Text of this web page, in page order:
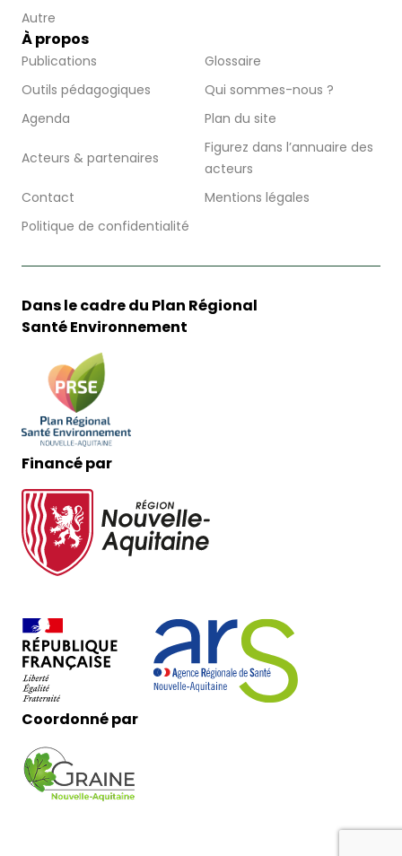
Autre
À propos
Publications
Glossaire
Outils pédagogiques
Qui sommes-nous ?
Agenda
Plan du site
Acteurs & partenaires
Figurez dans l’annuaire des
acteurs
Contact
Mentions légales
Politique de confidentialité
Dans le cadre du Plan Régional
Santé Environnement
Financé par
Coordonné par